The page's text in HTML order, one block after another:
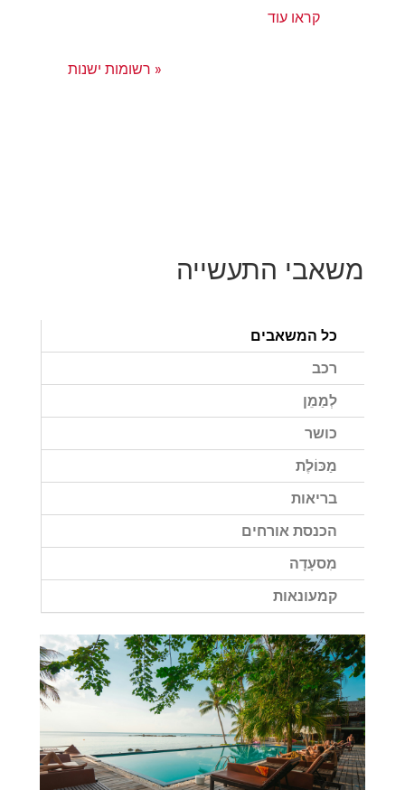
קראו עוד
« רשומות ישנות
משאבי התעשייה
כל המשאבים
רכב
לְמַמֵן
כושר
מַכּוֹלֶת
בריאות
הכנסת אורחים
מִסעָדָה
קמעונאות